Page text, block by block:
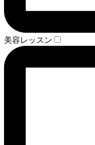
美容レッスン